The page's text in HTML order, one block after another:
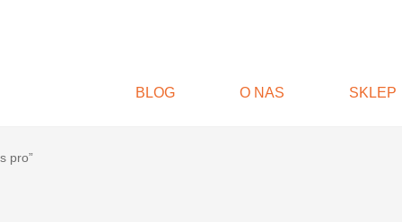
SKLEP
O NAS
BLOG
pro”